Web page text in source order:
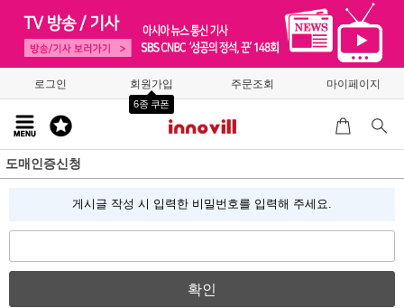
로그인 회원가입
6종 쿠폰
주문조회 마이페이지
도매인증신청
게시글 작성 시 입력한 비밀번호를 입력해 주세요.
확인